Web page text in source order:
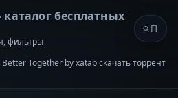
бесплатных
фильтры
Together by xatab скачать торрент